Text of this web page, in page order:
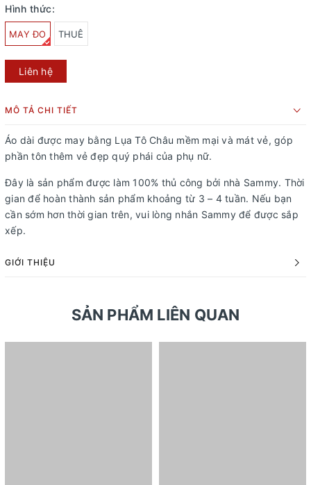
Hình thức:
MAY ĐO THUÊ
Liên hệ
MÔ TẢ CHI TIẾT
Áo dài được may bằng Lụa Tô Châu mềm mại và mát vẻ, góp
phần tôn thêm vẻ đẹp quý phái của phụ nữ.
Đây là sản phẩm được làm 100% thủ công bởi nhà Sammy. Thời
gian để hoàn thành sản phẩm khoảng từ 3 – 4 tuần. Nếu bạn
cần sớm hơn thời gian trên, vui lòng nhắn Sammy để được sắp
xếp.
GIỚI THIỆU
SẢN PHẨM LIÊN QUAN